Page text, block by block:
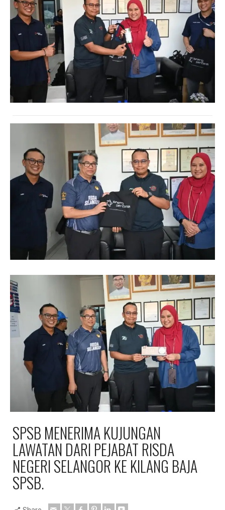
SPSB MENERIMA KUJUNGAN
LAWATAN DARI PEJABAT RISDA
NEGERI SELANGOR KE KILANG BAJA
SPSB.